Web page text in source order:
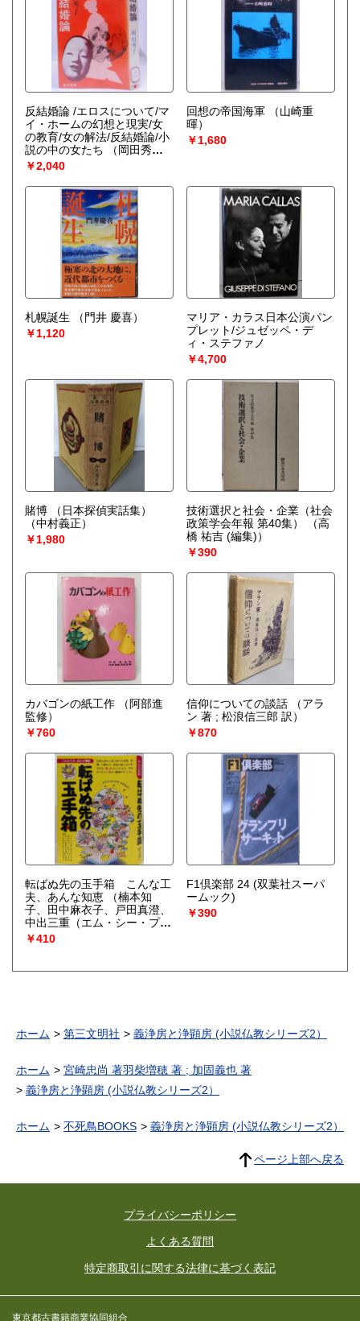
反結婚論 /エロスについて/マ
イ・ホームの幻想と現実/女
の教育/女の解法/反結婚論/小
説の中の女たち
（岡田秀子
著）
￥2,040
回想の帝国海軍
（山崎重
暉）
￥1,680
札幌誕生
（門井 慶喜）
￥1,120
マリア・カラス日本公演パン
プレット/ジュゼッペ・デ
ィ・ステファノ
￥4,700
賭博 （日本探偵実話集）
（中村義正）
￥1,980
技術選択と社会・企業（社会
政策学会年報 第40集）
（高
橋 祐吉 (編集)）
￥390
カバゴンの紙工作
（阿部進
監修）
￥760
信仰についての談話
（アラ
ン 著 ; 松浪信三郎 訳）
￥870
転ばぬ先の玉手箱 こんな工
夫、あんな知恵
（楠本知
子、田中麻衣子、戸田真澄、
中出三重（エム・シー・プレ
ス）、二木暁子、堀江恵子、
彰 (イラスト)、他）
￥410
F1倶楽部 24 (双葉社スーパ
ームック)
￥390
ホーム 第三文明社 義浄房と浄顕房 (小説仏教シリーズ2）
ホーム
宮崎忠尚 著羽柴増穂 著 ; 加固義也 著
義浄房と浄顕房 (小説仏教シリーズ2）
ホーム 不死鳥BOOKS 義浄房と浄顕房 (小説仏教シリーズ2）
ページ上部へ戻る
プライバシーポリシー
よくある質問
特定商取引に関する法律に基づく表記
東京都古書籍商業協同組合